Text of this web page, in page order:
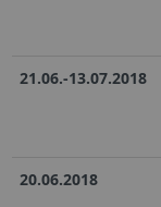
21.06.-13.07.2018
20.06.2018